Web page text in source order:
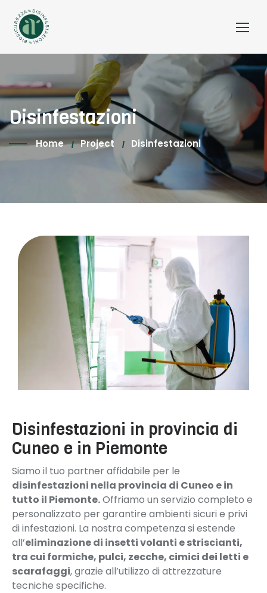
Disinfestazioni
Home Project Disinfestazioni
Disinfestazioni in provincia di
Cuneo e in Piemonte
Siamo il tuo partner affidabile per le
disinfestazioni nella provincia di Cuneo e in
tutto il Piemonte.Offriamo un servizio completo e
personalizzato per garantire ambienti sicuri e privi
di infestazioni. La nostra competenza si estende
all’eliminazione di insetti volanti e striscianti,
tra cui formiche, pulci, zecche, cimici dei letti e
scarafaggi, grazie all’utilizzo di attrezzature
tecniche specifiche.